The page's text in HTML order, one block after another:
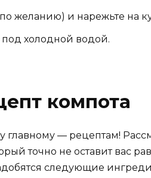
желанию) и нарежьте на
холодной водой.
компота
главному — рецептам!
точно не оставит вас
следующие